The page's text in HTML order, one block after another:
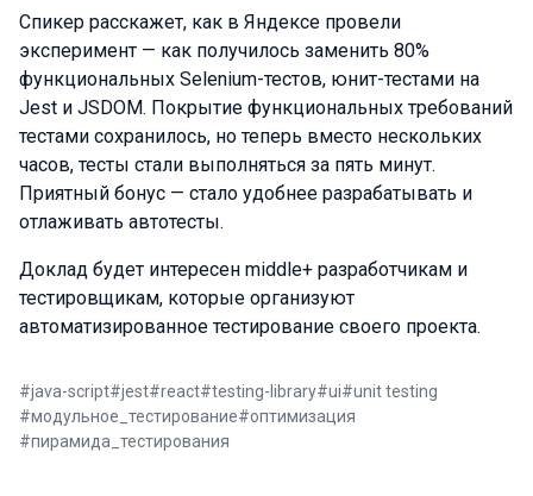
Спикер расскажет, как в Яндексе провели
эксперимент — как получилось заменить 80%
функциональных Selenium-тестов, юнит-тестами на
Jest и JSDOM. Покрытие функциональных требований
тестами сохранилось, но теперь вместо нескольких
часов, тесты стали выполняться за пять минут.
Приятный бонус — стало удобнее разрабатывать и
отлаживать автотесты.
Доклад будет интересен middle+ разработчикам и
тестировщикам, которые организуют
автоматизированное тестирование своего проекта.
#java-script#jest#react#testing-library#ui#unit testing
#модульное_тестирование#оптимизация
#пирамида_тестирования